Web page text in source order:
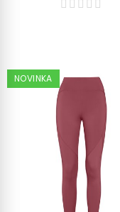
NOVINKA